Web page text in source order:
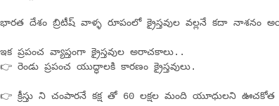
భారత దేశం బ్రిటీష్ వాళ్ళ రూపంలో క్రైస్తవుల వల్లనే కదా నాశనం
ఇక ప్రపంచ వ్యాప్తంగా క్రైస్తవుల అరాచకాలు..
👉 రెండు ప్రపంచ యుద్ధాలకి కారణం క్రైస్తవులు.
👉 క్రీస్తు ని చంపారనే కక్ష తో 60 లక్షల మంది యూధులని ఊచకోత